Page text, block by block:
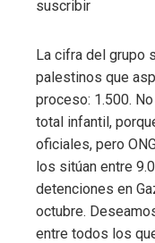
suscribir
La cifra del grupo
palestinos que
proceso: 1.500.
total infantil,
oficiales, pero
los sitúan entre
detenciones en
octubre.
entre todos los